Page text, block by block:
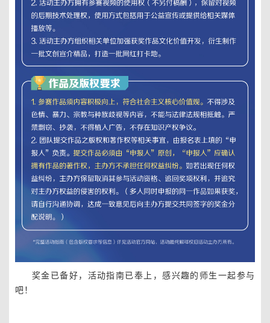
奖金已备好，活动指南已奉上，感兴趣的师生一起参与
吧！